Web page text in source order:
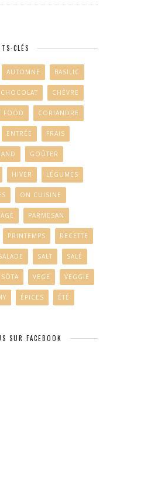
CLÉS
AUTOMNE BASILIC
CHOCOLAT CHÈVRE
FOOD CORIANDRE
ENTRÉE FRAIS
GOÛTER
HIVER LÉGUMES
ON CUISINE
PARMESAN
PRINTEMPS RECETTE
SALT SALÉ
SÖTA VEGE VEGGIE
ÉPICES ÉTÉ
SUR FACEBOOK